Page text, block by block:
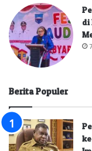
di
Berita Populer